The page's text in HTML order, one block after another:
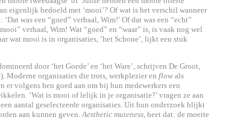
eigenlijk bedoeld met ‘mooi’? Of wat is het verschil wanneer
was een “goed” verhaal, Wim!’ Of dat was een “echt”
verhaal, Wim! Wat “goed” en “waar” is, is vaak nog wel
wat mooi is in organisaties, ‘het Schone’, lijkt een stuk
door ‘het Goede’ en ‘het Ware’, schrijven De Groot,
Moderne organisaties die trots, werkplezier en flow als
er volgens hen goed aan om bij hun medewerkers een
‘Wat is mooi of lelijk in je organisatie?’ vragen ze aan
aantal geselecteerde organisaties. Uit hun onderzoek blijkt
aan kunnen geven.Aesthetic muteness, heet dat: de moeite